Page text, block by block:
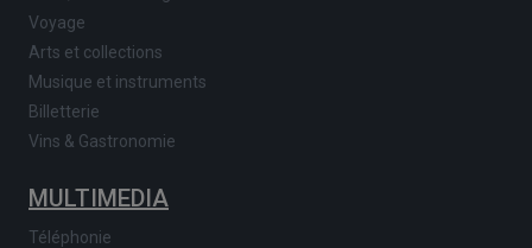
Voyage
Arts et collections
Musique et instruments
Billetterie
Vins & Gastronomie
MULTIMEDIA
Téléphonie